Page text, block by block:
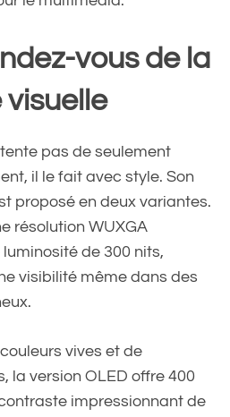
vous de la
pas de seulement
il le fait avec style. Son
proposé en deux variantes.
résolution WUXGA
de 300 nits,
visibilité même dans des
vives et de
la version OLED offre 400
impressionnant de